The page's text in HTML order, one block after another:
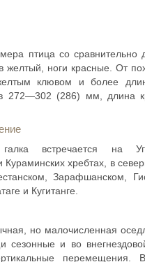
птица со
желтый, ноги красные. От
клювом и более
272—302 (286) мм, длина
галка встречается на
Кураминских хребтах, в
Зарафшанском,
и Кугитанге.
но малочисленная
сезонные и во